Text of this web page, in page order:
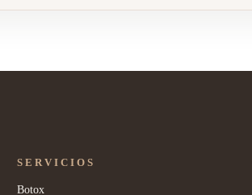
SERVICIOS
Botox